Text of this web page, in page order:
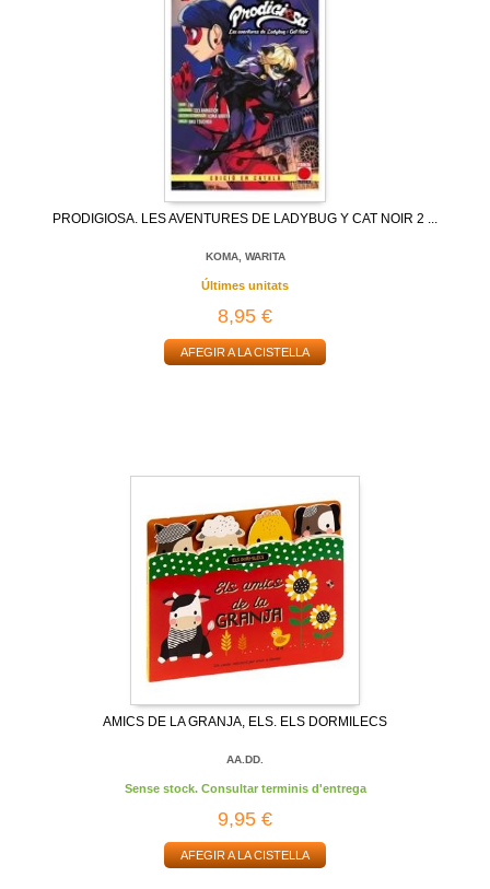
PRODIGIOSA. LES AVENTURES DE LADYBUG Y CAT NOIR 2 ...
KOMA, WARITA
Últimes unitats
8,95 €
AFEGIR A LA CISTELLA
AMICS DE LA GRANJA, ELS. ELS DORMILECS
AA.DD.
Sense stock. Consultar terminis d'entrega
9,95 €
AFEGIR A LA CISTELLA